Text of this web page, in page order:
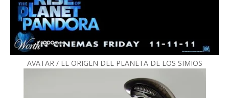
AVATAR / EL ORIGEN DEL PLANETA DE LOS SIMIOS